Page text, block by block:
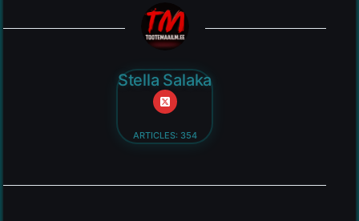
Stella Salaka
ARTICLES: 354